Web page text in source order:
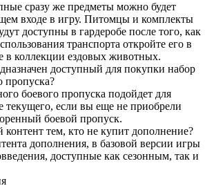
сразу же предметы можно будет
входе в игру. Питомцы и комплекты
доступны в гардеробе после того, как
транспорта откройте его в
в коллекции ездовых животных.
доступный для покупки набор
пропуска?
боевого пропуска подойдет для
если вы еще не приобрели
боевой пропуск.
тем, кто не купит дополнение?
дополнения, в базовой версии игры
доступные как сезонным, так и